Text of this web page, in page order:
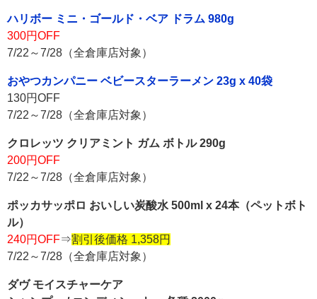
ハリボー ミニ・ゴールド・ベア ドラム 980g
300円OFF
7/22～7/28（全倉庫店対象）
おやつカンパニー ベビースターラーメン 23g x 40袋
130円OFF
7/22～7/28（全倉庫店対象）
クロレッツ クリアミント ガム ボトル 290g
200円OFF
7/22～7/28（全倉庫店対象）
ポッカサッポロ おいしい炭酸水 500ml x 24本（ペットボト
ル）
240円OFF⇒割引後価格 1,358円
7/22～7/28（全倉庫店対象）
ダヴ モイスチャーケア